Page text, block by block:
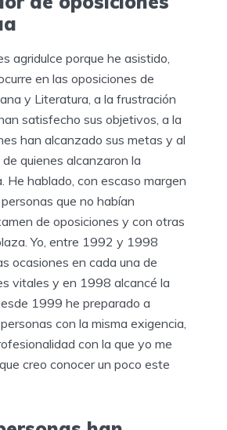
agridulce porque he asistido,
en las oposiciones de
y Literatura, a la frustración
satisfecho sus objetivos, a la
han alcanzado sus metas y al
quienes alcanzaron la
He hablado, con escaso margen
que no habían
de oposiciones y con otras
Yo, entre 1992 y 1998
ocasiones en cada una de
vitales y en 1998 alcancé la
1999 he preparado a
con la misma exigencia,
con la que yo me
creo conocer un poco este